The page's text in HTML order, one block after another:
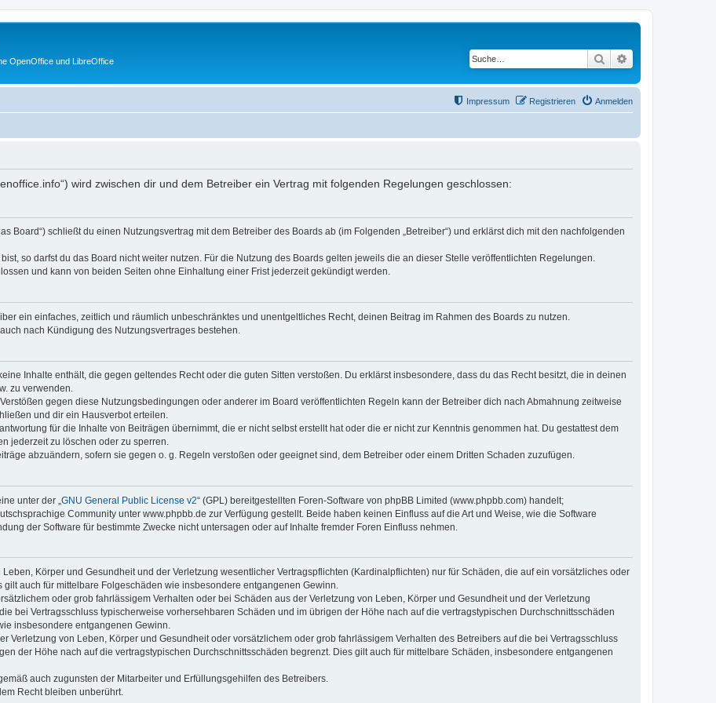
OpenOffice und LibreOffice Suche
Anmelden
Registrieren
Impressum
wird zwischen dir und dem Betreiber ein Vertrag mit folgenden Regelungen geschlossen:
Board“) schließt du einen Nutzungsvertrag mit dem Betreiber des Boards ab (im Folgenden „Betreiber“) und erklärst dich mit den nachfolgenden
so darfst du das Board nicht weiter nutzen. Für die Nutzung des Boards gelten jeweils die an dieser Stelle veröffentlichten Regelungen.
und kann von beiden Seiten ohne Einhaltung einer Frist jederzeit gekündigt werden.
ein einfaches, zeitlich und räumlich unbeschränktes und unentgeltliches Recht, deinen Beitrag im Rahmen des Boards zu nutzen.
nach Kündigung des Nutzungsvertrages bestehen.
Inhalte enthält, die gegen geltendes Recht oder die guten Sitten verstoßen. Du erklärst insbesondere, dass du das Recht besitzt, die in deinen
zu verwenden.
gegen diese Nutzungsbedingungen oder anderer im Board veröffentlichten Regeln kann der Betreiber dich nach Abmahnung zeitweise
und dir ein Hausverbot erteilen.
für die Inhalte von Beiträgen übernimmt, die er nicht selbst erstellt hat oder die er nicht zur Kenntnis genommen hat. Du gestattest dem
jederzeit zu löschen oder zu sperren.
abzuändern, sofern sie gegen o. g. Regeln verstoßen oder geeignet sind, dem Betreiber oder einem Dritten Schaden zuzufügen.
unter der „ GNU General Public License v2“ (GPL) bereitgestellten Foren-Software von phpBB Limited (www.phpbb.com) handelt;
Community unter www.phpbb.de zur Verfügung gestellt. Beide haben keinen Einfluss auf die Art und Weise, wie die Software
der Software für bestimmte Zwecke nicht untersagen oder auf Inhalte fremder Foren Einfluss nehmen.
Körper und Gesundheit und der Verletzung wesentlicher Vertragspflichten (Kardinalpflichten) nur für Schäden, die auf ein vorsätzliches oder
auch für mittelbare Folgeschäden wie insbesondere entgangenen Gewinn.
oder grob fahrlässigem Verhalten oder bei Schäden aus der Verletzung von Leben, Körper und Gesundheit und der Verletzung
bei Vertragsschluss typischerweise vorhersehbaren Schäden und im übrigen der Höhe nach auf die vertragstypischen Durchschnittsschäden
insbesondere entgangenen Gewinn.
Verletzung von Leben, Körper und Gesundheit oder vorsätzlichem oder grob fahrlässigem Verhalten des Betreibers auf die bei Vertragsschluss
der Höhe nach auf die vertragstypischen Durchschnittsschäden begrenzt. Dies gilt auch für mittelbare Schäden, insbesondere entgangenen
auch zugunsten der Mitarbeiter und Erfüllungsgehilfen des Betreibers.
Recht bleiben unberührt.